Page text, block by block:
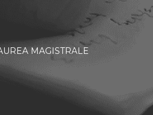
MAGISTRALE